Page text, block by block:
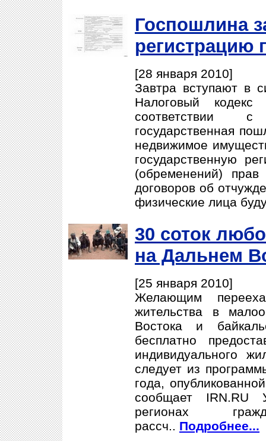
Госпошлина
регистрацию
[28 января 2010]
Завтра вступают в
Налоговый
соответствии
государственная
недвижимое
государственную
(обременений)
договоров об
физические лица
30 соток
на Дальнем
[25 января 2010]
Желающим
жительства в
Востока и
бесплатно
индивидуального
следует из
года,
сообщает
регионах
рассч.. Подробнее...